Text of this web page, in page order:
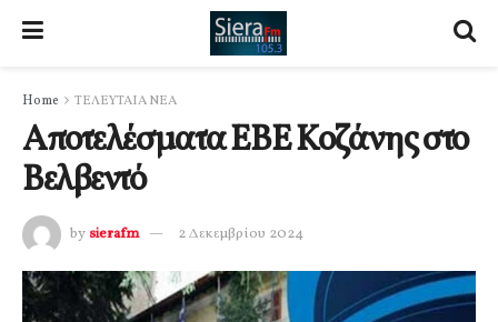
Home ΤΕΛΕΥΤΑΙΑ ΝΕΑ
Αποτελέσματα ΕΒΕ Κοζάνης στο
Βελβεντό
by sierafm 2 Δεκεμβρίου 2024